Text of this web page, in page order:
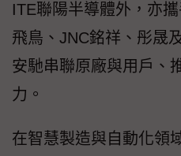
ITE聯陽半導體外，亦
飛鳥、JNC銘祥、彤晟
安馳串聯原廠與用戶、
力。
在智慧製造與自動化領